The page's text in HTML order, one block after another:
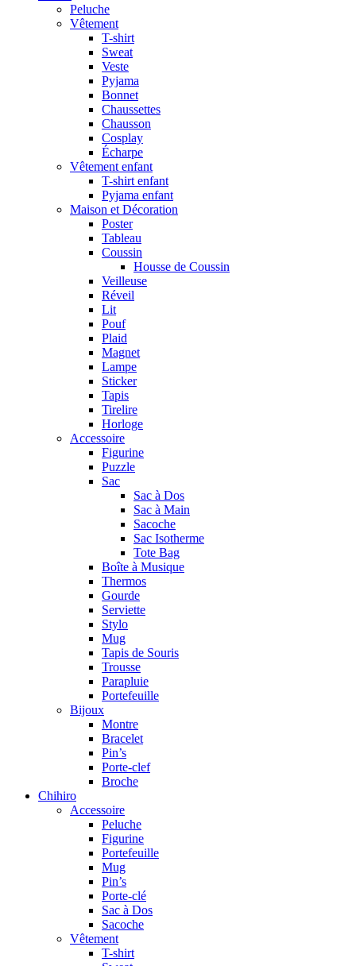
Peluche
Vêtement
T-shirt
Sweat
Veste
Pyjama
Bonnet
Chaussettes
Chausson
Cosplay
Écharpe
Vêtement enfant
T-shirt enfant
Pyjama enfant
Maison et Décoration
Poster
Tableau
Coussin
Housse de Coussin
Veilleuse
Réveil
Lit
Pouf
Plaid
Magnet
Lampe
Sticker
Tapis
Tirelire
Horloge
Accessoire
Figurine
Puzzle
Sac
Sac à Dos
Sac à Main
Sacoche
Sac Isotherme
Tote Bag
Boîte à Musique
Thermos
Gourde
Serviette
Stylo
Mug
Tapis de Souris
Trousse
Parapluie
Portefeuille
Bijoux
Montre
Bracelet
Pin’s
Porte-clef
Broche
Chihiro
Accessoire
Peluche
Figurine
Portefeuille
Mug
Pin’s
Porte-clé
Sac à Dos
Sacoche
Vêtement
T-shirt